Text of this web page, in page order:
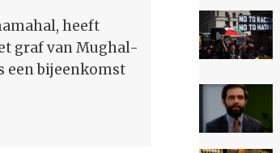
heeft
graf van Mughal-
een bijeenkomst